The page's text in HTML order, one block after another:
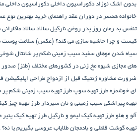
بدون اشک نوزاد دکوراسیون داخلی دکوراسیون داخلی
خانواده همسر در دوران عقد راهنمای خرید بهترین نوع
تنفس بد رمان روز پدر روغن نارگیل سالاد سالاد ماکارانی
کیست و چرا حاشیه سازی می کند؟ (عکس) سلامت پوست
سیاه شدن موهای سفید سیب زمینی شکم پر شانتال شوخی
های مجازی شیوه مخ زنی در کشورهای مختلف (طنز) صدور
ضرورت مشاوره ژنتیک قبل از ازدواج طراحی اپلیکیشن
ای خوشمزه طرز تهیه سوپ طرز تهیه سیب زمینی شکم پر
تهیه پیراشكی سيب زمينی و نان سیردار طرز تهیه چیز
آلو و هلو طرز تهیه کیک لیمو و نارگیل طرز تهیه کیک پنیر
تهیه گوشت قلقلی و بادمجان طلایاب عروسی بگیریم یا نه؟